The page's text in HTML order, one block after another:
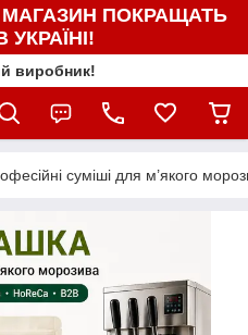
МАГАЗИН ПОКРАЩАТЬ
УКРАЇНІ!
виробник!
суміші для м’якого